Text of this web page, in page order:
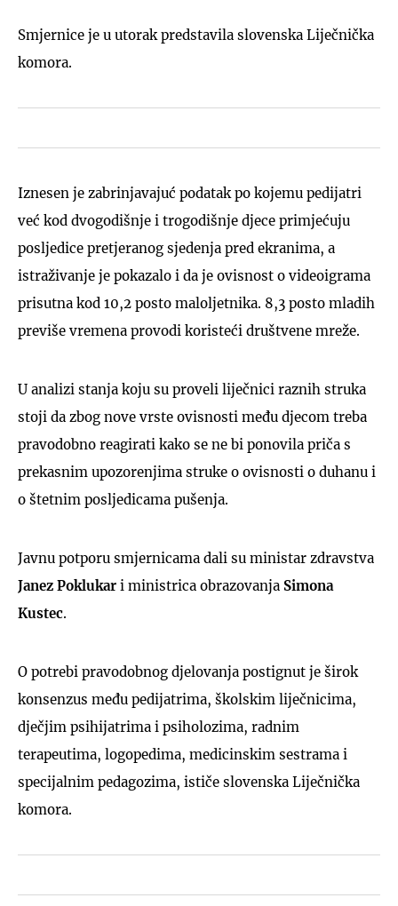
Smjernice je u utorak predstavila slovenska Liječnička
komora.
Iznesen je zabrinjavajuć podatak po kojemu pedijatri
već kod dvogodišnje i trogodišnje djece primjećuju
posljedice pretjeranog sjedenja pred ekranima, a
istraživanje je pokazalo i da je ovisnost o videoigrama
prisutna kod 10,2 posto maloljetnika. 8,3 posto mladih
previše vremena provodi koristeći društvene mreže.
U analizi stanja koju su proveli liječnici raznih struka
stoji da zbog nove vrste ovisnosti među djecom treba
pravodobno reagirati kako se ne bi ponovila priča s
prekasnim upozorenjima struke o ovisnosti o duhanu i
o štetnim posljedicama pušenja.
Javnu potporu smjernicama dali su ministar zdravstva
Janez Poklukar i ministrica obrazovanja Simona
Kustec.
O potrebi pravodobnog djelovanja postignut je širok
konsenzus među pedijatrima, školskim liječnicima,
dječjim psihijatrima i psiholozima, radnim
terapeutima, logopedima, medicinskim sestrama i
specijalnim pedagozima, ističe slovenska Liječnička
komora.